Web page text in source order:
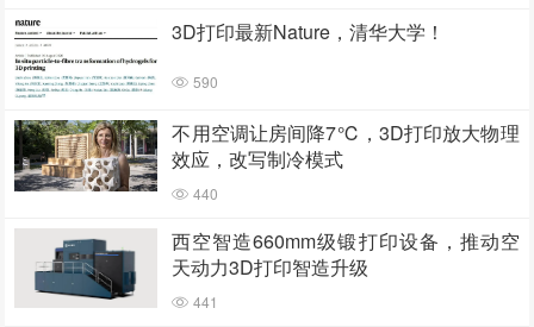
3D打印最新Nature，清华大学！
590
不用空调让房间降7℃，3D打印放大物理
效应，改写制冷模式
440
西空智造660mm级锻打印设备，推动空
天动力3D打印智造升级
441